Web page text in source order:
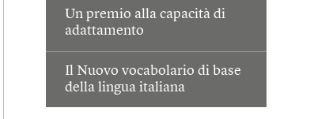
Un premio alla capacità di
adattamento
Il Nuovo vocabolario di base
della lingua italiana